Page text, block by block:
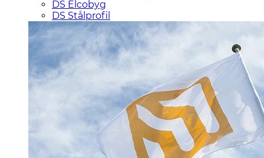
DS Elcobyg
DS Stålprofil